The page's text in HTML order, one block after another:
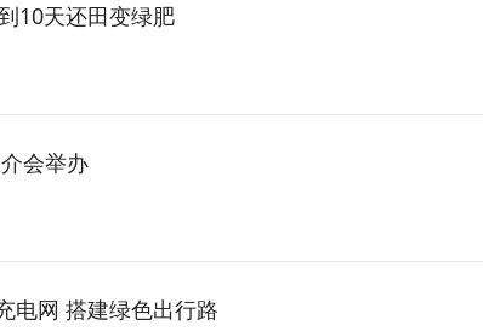
10天还田变绿肥
会举办
电网 搭建绿色出行路